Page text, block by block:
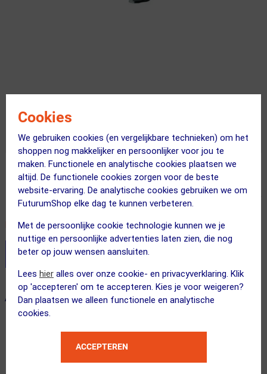
Cookies
We gebruiken cookies (en vergelijkbare technieken) om het
shoppen nog makkelijker en persoonlijker voor jou te
maken. Functionele en analytische cookies plaatsen we
altijd. De functionele cookies zorgen voor de beste
website-ervaring. De analytische cookies gebruiken we om
FuturumShop elke dag te kunnen verbeteren.
Met de persoonlijke cookie technologie kunnen we je
nuttige en persoonlijke advertenties laten zien, die nog
beter op jouw wensen aansluiten.
Lees hier alles over onze cookie- en privacyverklaring. Klik
op 'accepteren' om te accepteren. Kies je voor weigeren?
Dan plaatsen we alleen functionele en analytische
cookies.
ACCEPTEREN
16.00
Recent besteld door 8 klanten! Bestel ook snel!
Stel je productvragen aan onze AI assistent
ALTERNATIEVE PRODUCTEN